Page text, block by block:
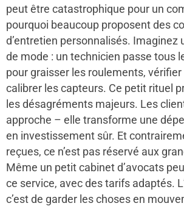
peut être catastrophique pour un
pourquoi beaucoup proposent des
d’entretien personnalisés. Imaginez
de mode : un technicien passe tous
pour graisser les roulements,
calibrer les capteurs. Ce petit rituel
les désagréments majeurs. Les
approche – elle transforme une
en investissement sûr. Et
reçues, ce n’est pas réservé aux
Même un petit cabinet d’avocats
ce service, avec des tarifs adaptés.
c’est de garder les choses en